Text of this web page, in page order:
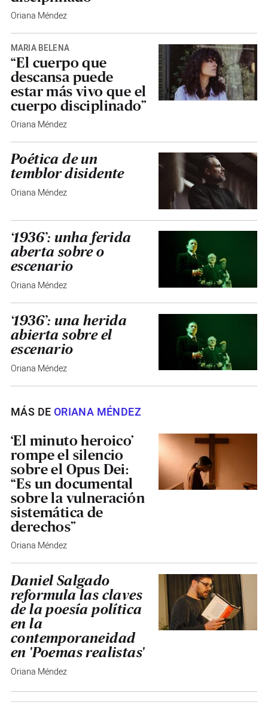
Oriana Méndez
MARÍA BELEÑA
“El cuerpo que
descansa puede
estar más vivo que el
cuerpo disciplinado”
Oriana Méndez
Poética de un
temblor disidente
Oriana Méndez
‘1936’: unha ferida
aberta sobre o
escenario
Oriana Méndez
‘1936’: una herida
abierta sobre el
escenario
Oriana Méndez
MÁS DEORIANA MÉNDEZ
‘El minuto heroico’
rompe el silencio
sobre el Opus Dei:
“Es un documental
sobre la vulneración
sistemática de
derechos”
Oriana Méndez
Daniel Salgado
reformula las claves
de la poesía política
en la
contemporaneidad
en 'Poemas realistas'
Oriana Méndez